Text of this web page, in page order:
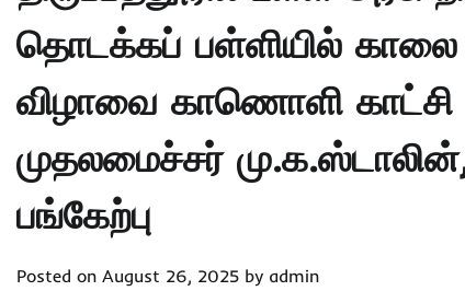
தொடக்கப் பள்ளியில் காலை
விழாவை காணொளி காட்சி
முதலமைச்சர்
பங்கேற்பு
Posted on August 26, 2025 by admin